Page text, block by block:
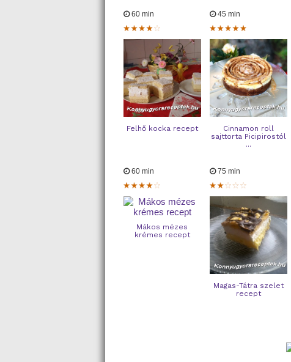
60 min
Felhő kocka recept
45 min
Cinnamon roll
sajttorta Picipirostól
...
60 min
Mákos mézes
krémes recept
75 min
Magas-Tátra szelet
recept